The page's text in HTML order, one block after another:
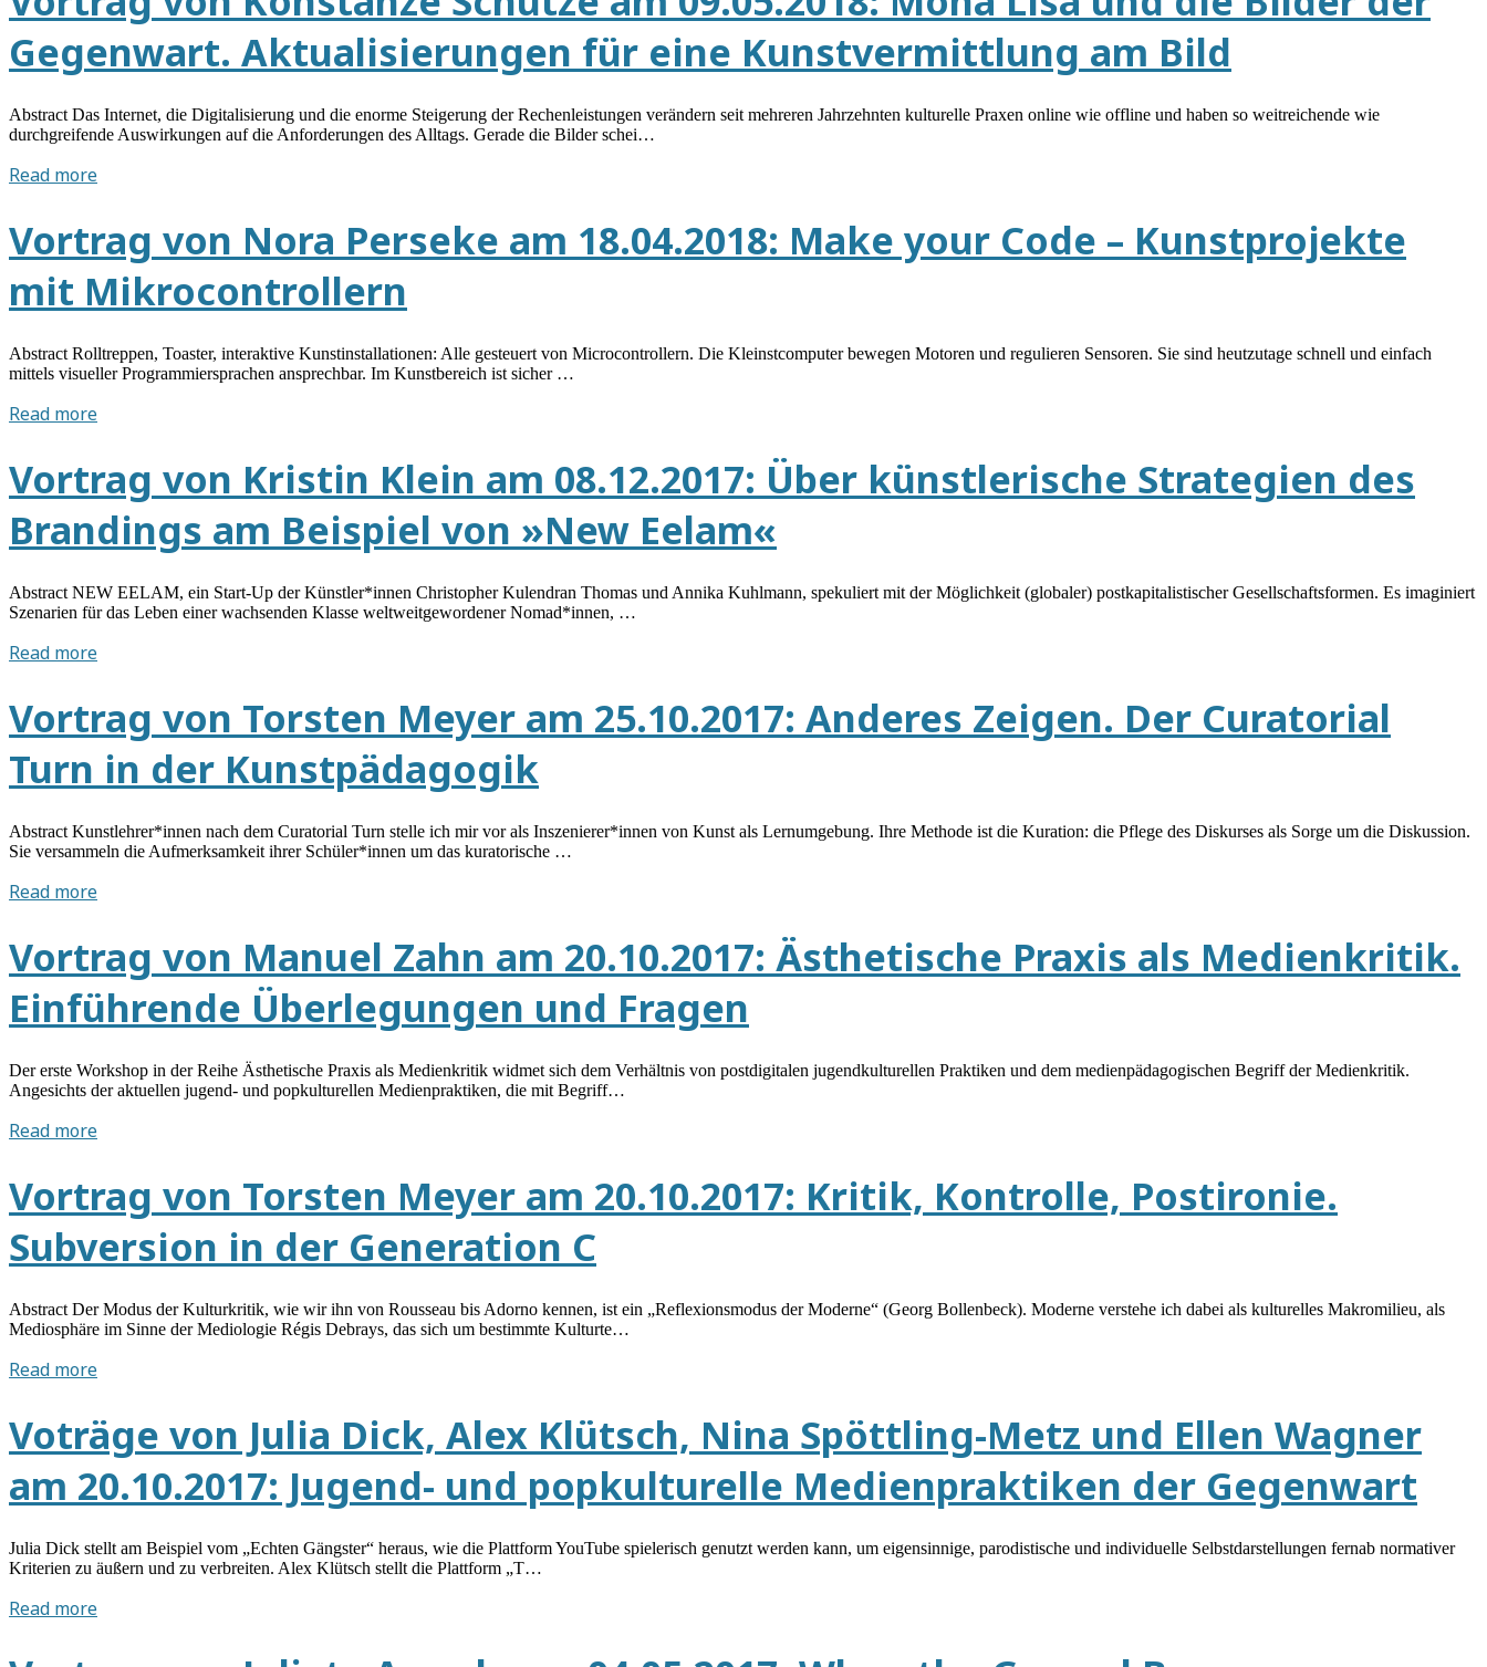
am
09.05.2018:
WellWellWell,
(art)
&
culture
Gegenwart. Aktualisierungen für eine Kunstvermittlung am Bild
Abstract Das Internet, die Digitalisierung und die enorme Steigerung der Rechenleistungen verändern seit mehreren Jahrzehnten kulturelle Praxen online wie offline und haben so weitreichende wie
durchgreifende Auswirkungen auf die Anforderungen des Alltags. Gerade die Bilder schei…
Read moreVortrag
Schütze
09.05.2018:
Lisa
und
Bilder
Aktualisierungen
für
eine
am
Bild
Vortrag von Nora Perseke am 18.04.2018: Make your Code – Kunstprojekte
mit Mikrocontrollern
Abstract Rolltreppen, Toaster, interaktive Kunstinstallationen: Alle gesteuert von Microcontrollern. Die Kleinstcomputer bewegen Motoren und regulieren Sensoren. Sie sind heutzutage schnell und einfach
mittels visueller Programmiersprachen ansprechbar. Im Kunstbereich ist sicher …
Read moreVortrag
Perseke
am
18.04.2018:
your
Code
Kunstprojekte
Vortrag von Kristin Klein am 08.12.2017: Über künstlerische Strategien des
Brandings am Beispiel von »New Eelam«
Abstract NEW EELAM, ein Start-Up der Künstler*innen Christopher Kulendran Thomas und Annika Kuhlmann, spekuliert mit der Möglichkeit (globaler) postkapitalistischer Gesellschaftsformen. Es imaginiert
Szenarien für das Leben einer wachsenden Klasse weltweitgewordener Nomad*innen, …
Read moreVortrag
Klein
am
08.12.2017:
künstlerische
Strategien
Brandings
von
»New
Eelam«
Vortrag von Torsten Meyer am 25.10.2017: Anderes Zeigen. Der Curatorial
Turn in der Kunstpädagogik
Abstract Kunstlehrer*innen nach dem Curatorial Turn stelle ich mir vor als Inszenierer*innen von Kunst als Lernumgebung. Ihre Methode ist die Kuration: die Pflege des Diskurses als Sorge um die Diskussion.
Sie versammeln die Aufmerksamkeit ihrer Schüler*innen um das kuratorische …
Read moreVortrag
Meyer
am
25.10.2017:
Zeigen.
Der
Turn
Kunstpädagogik
Vortrag von Manuel Zahn am 20.10.2017: Ästhetische Praxis als Medienkritik.
Einführende Überlegungen und Fragen
Der erste Workshop in der Reihe Ästhetische Praxis als Medienkritik widmet sich dem Verhältnis von postdigitalen jugend­kulturellen Praktiken und dem medienpädagogischen Begriff der Medienkritik.
Angesichts der aktuellen jugend- und popkulturellen Medienpraktiken, die mit Begriff…
Read moreVortrag
Zahn
20.10.2017:
Praxis
als
Einführende
und
Fragen
Vortrag von Torsten Meyer am 20.10.2017: Kritik, Kontrolle, Postironie.
Subversion in der Generation C
Abstract Der Modus der Kulturkritik, wie wir ihn von Rousseau bis Adorno kennen, ist ein „Reflexionsmodus der Moderne“ (Georg Bollenbeck). Moderne verstehe ich dabei als kulturelles Makromilieu, als
Mediosphäre im Sinne der Mediologie Régis Debrays, das sich um bestimmte Kulturte…
Read moreVortrag
Torsten
Meyer
am
20.10.2017:
Kontrolle,
Postironie.
in
Voträge von Julia Dick, Alex Klütsch, Nina Spöttling-Metz und Ellen Wagner
am 20.10.2017: Jugend- und popkulturelle Medienpraktiken der Gegenwart
Julia Dick stellt am Beispiel vom „Echten Gängster“ heraus, wie die Plattform YouTube spielerisch genutzt werden kann, um eigensinnige, parodistische und individuelle Selbstdarstellungen fernab normativer
Kriterien zu äußern und zu verbreiten. Alex Klütsch stellt die Plattform „T…
Read moreVoträge